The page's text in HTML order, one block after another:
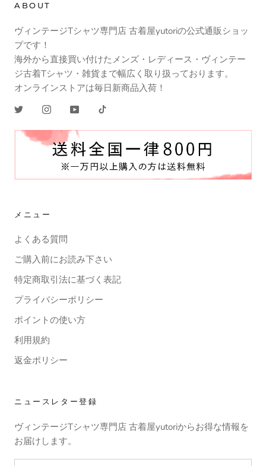
ABOUT
ヴィンテージTシャツ専門店 古着屋yutoriの公式通販ショッ
プです！
海外から直接買い付けたメンズ・レディース・ヴィンテー
ジ古着Tシャツ・雑貨まで幅広く取り扱っております。
オンラインストアは毎日新商品入荷！
メニュー
よくある質問
ご購入前にお読み下さい
特定商取引法に基づく表記
プライバシーポリシー
ポイントの使い方
利用規約
返金ポリシー
ニュースレター登録
ヴィンテージTシャツ専門店 古着屋yutoriからお得な情報を
お届けします。